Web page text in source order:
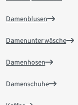
Damenblusen
Damenunterwäsche
Damenhosen
Damenschuhe